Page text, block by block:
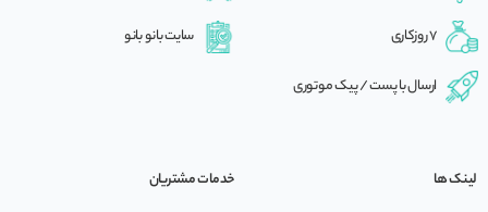
7 روزکاری سایت بانو بانو
ارسال با پست / پیک موتوری
لینک ها
خدمات مشتریان